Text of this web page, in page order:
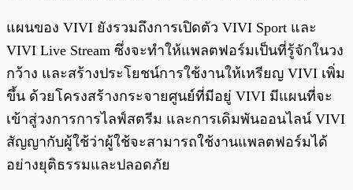
แผนของ VIVI ยังรวมถึงการเปิดตัว VIVI Sport และ
VIVI Live Stream ซึ่งจะทำให้แพลตฟอร์มเป็นที่รู้จักในวง
กว้าง และสร้างประโยชน์การใช้งานให้เหรียญ VIVI เพิ่ม
ขึ้น ด้วยโครงสร้างกระจายศูนย์ที่มีอยู่ VIVI มีแผนที่จะ
เข้าสู่วงการการไลฟ์สตรีม และการเดิมพันออนไลน์ VIVI
สัญญากับผู้ใช้ว่าผู้ใช้จะสามารถใช้งานแพลตฟอร์มได้
อย่างยุติธรรมและปลอดภัย